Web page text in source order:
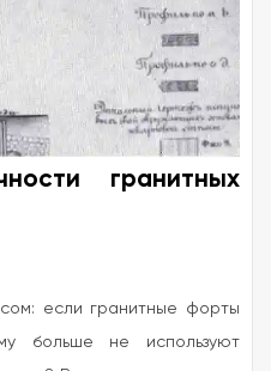
гранитных
если гранитные форты
больше не используют